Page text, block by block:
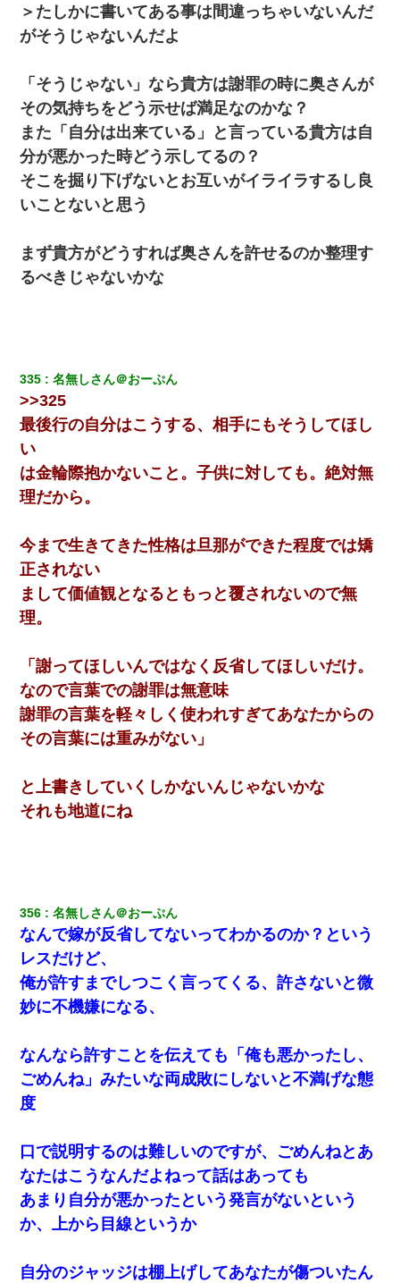
最近うちの庭に知らない男の人がしょっちゅう入ってくる。それ
を職場で愚痴ったら、同僚男性が怒鳴りつけてきた。
お互い干渉はしないようにしましょう」→ その後に結納金の話を
したので、母が・・・
上司「何なの、この書類！！」私「あの‥」上司「今は私が話し
てるの！」私「ですから」上司「黙って聞きなさい！」私「それ
は」上司「言い訳しない！」→結果ｗｗｗｗｗ
アパートのドアに『ハンザイ者！この人はさいあくの人です』と
妻「ずっと好きだった人と一緒になりたいから、わかれてくださ
32歳ワイ、34歳の可愛い女と付き合うも現実を知ってしまい無事
死亡・・・
【衝撃】職場に入って来た綺麗な新人さんに職場を案内すること
に → 新人「ドンッ！」私「！？」→ 突然、突き飛ばされて左手
の甲を踏みつけられて…
隣室のお婆ちゃん「下階からの異臭に困ってる、今もすっごく臭
い」私「変だなあ～なにも臭わないよ」→ その後。警察『絶対に
窓とドアを開けないで』
ホテルに泊まったんだけど従業員が最悪だった。折角の旅行で何
故私が怒鳴られなきゃいけなかったのだ
ＤＮＡ検査『血縁関係０％』旦那「やっぱり托卵だったんだ…」
嫁「本当に身に覚えがない」「なにかの間違いだ！取り違え
だ！」→ 嫁「あっ」
嫁に不倫されたから嫁と不倫相手に1000万の慰謝料請求した
結婚生活10ヶ月目で嫁から一方的に「もう冷めた」と離婚切り出
された
「お前の父ちゃんは自宅警備員」とかからかわれたけど、実はと
んでもない仕事に就いていた
ワイアラサー主婦、昨晩久しぶりに夫と致した結果ｗｗｗｗｗ
小2の頃、妹と昼寝してたら家が火事になってて気づくと逃げ場が
スマホを与えられて、中学卒業する頃にはすっかり女叩きに洗脳
された弟が、大学進学のために一人暮らししたいと言い出した。
にしてなかったが、あまりにも子供が俺嫁に懐くので最後らへん
顔引きつってた → そして弟嫁が迎えに来た翌日…
＞たしかに書いてある事は間違っちゃいないんだ
がそうじゃないんだよ
「そうじゃない」なら貴方は謝罪の時に奥さんが
その気持ちをどう示せば満足なのかな？
また「自分は出来ている」と言っている貴方は自
分が悪かった時どう示してるの？
そこを掘り下げないとお互いがイライラするし良
いことないと思う
まず貴方がどうすれば奥さんを許せるのか整理す
るべきじゃないかな
335 名無しさん＠おーぷん
>>325
最後行の自分はこうする、相手にもそうしてほし
い
は金輪際抱かないこと。子供に対しても。絶対無
理だから。
今まで生きてきた性格は旦那ができた程度では矯
正されない
まして価値観となるともっと覆されないので無
理。
「謝ってほしいんではなく反省してほしいだけ。
なので言葉での謝罪は無意味
謝罪の言葉を軽々しく使われすぎてあなたからの
その言葉には重みがない」
と上書きしていくしかないんじゃないかな
それも地道にね
356 名無しさん＠おーぷん
なんで嫁が反省してないってわかるのか？という
レスだけど、
俺が許すまでしつこく言ってくる、許さないと微
妙に不機嫌になる、
なんなら許すことを伝えても「俺も悪かったし、
ごめんね」みたいな両成敗にしないと不満げな態
度
口で説明するのは難しいのですが、ごめんねとあ
なたはこうなんだよねって話はあっても
あまり自分が悪かったという発言がないという
か、上から目線というか
自分のジャッジは棚上げしてあなたが傷ついたん